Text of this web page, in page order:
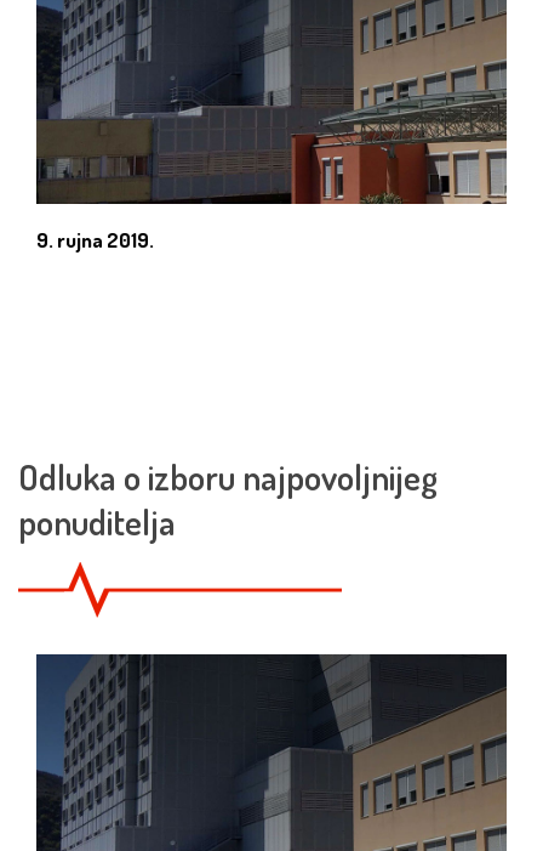
9. rujna 2019.
Odluka o izboru najpovoljnijeg
ponuditelja